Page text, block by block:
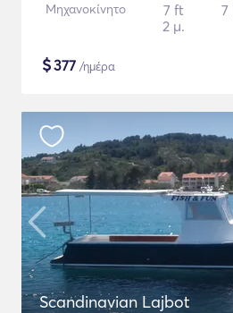
Μηχανοκίνητο
7 ft
2 μ.
7
$377 /ημέρα
Scandinavian Lajbot